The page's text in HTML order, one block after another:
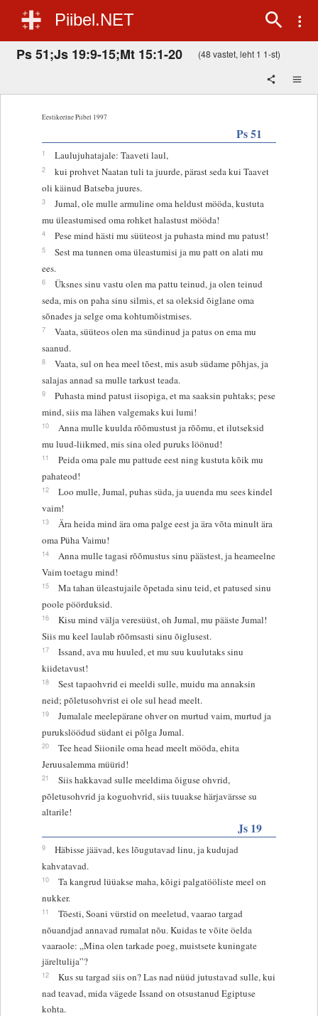
Piibel.NET
Ps 51;Js 19:9-15;Mt 15:1-20 (48 vastet, leht 1 1-st)
Eestikeelne Piibel 1997
Ps 51
1 Laulujuhatajale: Taaveti laul,
2
kui prohvet Naatan tuli ta juurde, pärast seda kui Taavet
oli käinud Batseba juures.
3
Jumal, ole mulle armuline oma heldust mööda, kustuta
mu üleastumised oma rohket halastust mööda!
4 Pese mind hästi mu süüteost ja puhasta mind mu patust!
5
Sest ma tunnen oma üleastumisi ja mu patt on alati mu
ees.
6
Üksnes sinu vastu olen ma pattu teinud, ja olen teinud
seda, mis on paha sinu silmis, et sa oleksid õiglane oma
sõnades ja selge oma kohtumõistmises.
7
Vaata, süüteos olen ma sündinud ja patus on ema mu
saanud.
8
Vaata, sul on hea meel tõest, mis asub südame põhjas, ja
salajas annad sa mulle tarkust teada.
9
Puhasta mind patust iisopiga, et ma saaksin puhtaks; pese
mind, siis ma lähen valgemaks kui lumi!
10
Anna mulle kuulda rõõmustust ja rõõmu, et ilutseksid
mu luud-liikmed, mis sina oled puruks löönud!
11
Peida oma pale mu pattude eest ning kustuta kõik mu
pahateod!
12
Loo mulle, Jumal, puhas süda, ja uuenda mu sees kindel
vaim!
13
Ära heida mind ära oma palge eest ja ära võta minult ära
oma Püha Vaimu!
14
Anna mulle tagasi rõõmustus sinu päästest, ja heameelne
Vaim toetagu mind!
15
Ma tahan üleastujaile õpetada sinu teid, et patused sinu
poole pöörduksid.
16
Kisu mind välja veresüüst, oh Jumal, mu pääste Jumal!
Siis mu keel laulab rõõmsasti sinu õiglusest.
17
Issand, ava mu huuled, et mu suu kuulutaks sinu
kiidetavust!
18
Sest tapaohvrid ei meeldi sulle, muidu ma annaksin
neid; põletusohvrist ei ole sul head meelt.
19
Jumalale meelepärane ohver on murtud vaim, murtud ja
purukslöödud südant ei põlga Jumal.
20
Tee head Siionile oma head meelt mööda, ehita
Jeruusalemma müürid!
21
Siis hakkavad sulle meeldima õiguse ohvrid,
põletusohvrid ja koguohvrid, siis tuuakse härjavärsse su
altarile!
Js 19
9
Häbisse jäävad, kes lõugutavad linu, ja kudujad
kahvatavad.
10
Ta kangrud lüüakse maha, kõigi palgatööliste meel on
nukker.
11
Tõesti, Soani vürstid on meeletud, vaarao targad
nõuandjad annavad rumalat nõu. Kuidas te võite öelda
vaaraole: „Mina olen tarkade poeg, muistsete kuningate
järeltulija”?
12
Kus su targad siis on? Las nad nüüd jutustavad sulle, kui
nad teavad, mida vägede Issand on otsustanud Egiptuse
kohta.